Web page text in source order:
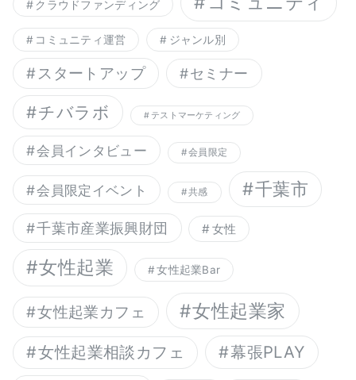
クラウドファンディング
コミュニティ運営 ジャンル別
スタートアップ セミナー
チバラボ テストマーケティング
会員インタビュー 会員限定
会員限定イベント 共感 千葉市
千葉市産業振興財団 女性
女性起業 女性起業Bar
女性起業カフェ 女性起業家
女性起業相談カフェ 幕張PLAY